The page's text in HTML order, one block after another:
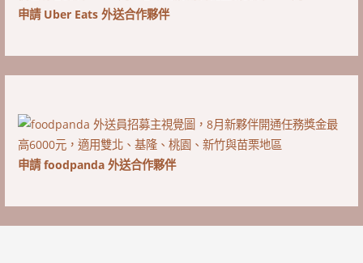
申請 Uber Eats 外送合作夥伴
申請 foodpanda 外送合作夥伴